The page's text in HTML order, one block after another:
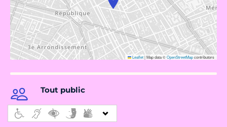
Leaflet|Map data ©OpenStreetMapcontributors
Tout public